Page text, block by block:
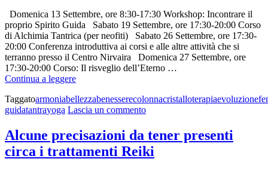
Domenica 13 Settembre, ore 8:30-17:30 Workshop: Incontrare il
proprio Spirito Guida Sabato 19 Settembre, ore 17:30-20:00 Corso
di Alchimia Tantrica (per neofiti) Sabato 26 Settembre, ore 17:30-
20:00 Conferenza introduttiva ai corsi e alle altre attività che si
terranno presso il Centro Nirvaira Domenica 27 Settembre, ore
17:30-20:00 Corso: Il risveglio dell’Eterno …
Continua a leggereCalendario
–
settembre
Taggatoarmoniabellezzabenesserecolonnacristalloterapiaevoluzione
guidatantrayoga Lascia un commentosu
attività
–
settembre
Alcune precisazioni da tener presenti
circa i trattamenti Reiki